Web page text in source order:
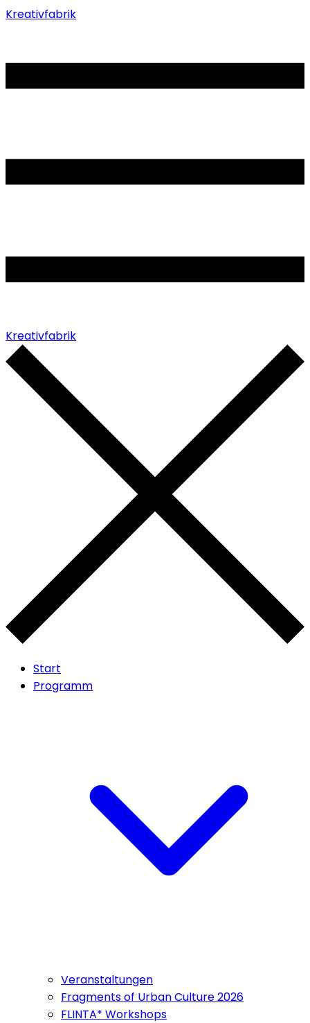
Kreativfabrik
Kreativfabrik
Start
Programm
Veranstaltungen
Fragments of Urban Culture 2026
FLINTA* Workshops